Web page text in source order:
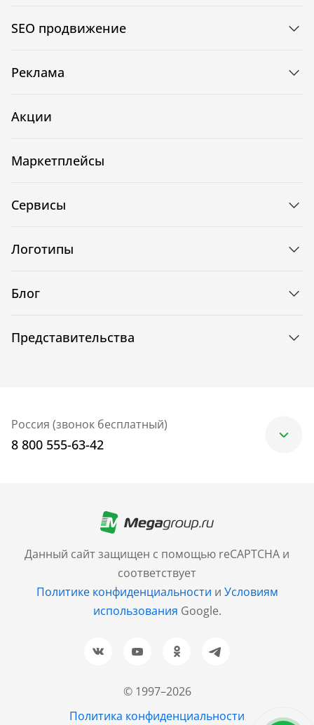
© 1997–2026
Политика конфиденциальности
Данный сайт защищен с помощью reCAPTCHA и
соответствует
Политике конфиденциальности и Условиям
использования Google.
SEO продвижение
Реклама
Акции
Маркетплейсы
Сервисы
Логотипы
Блог
Представительства
Россия (звонок бесплатный)
8 800 555-63-42
+7 (499) 705-30-10
Санкт-Петербург
+7 (812) 600-77-33
Барнаул
+7 (961) 999-93-93
Новосибирск